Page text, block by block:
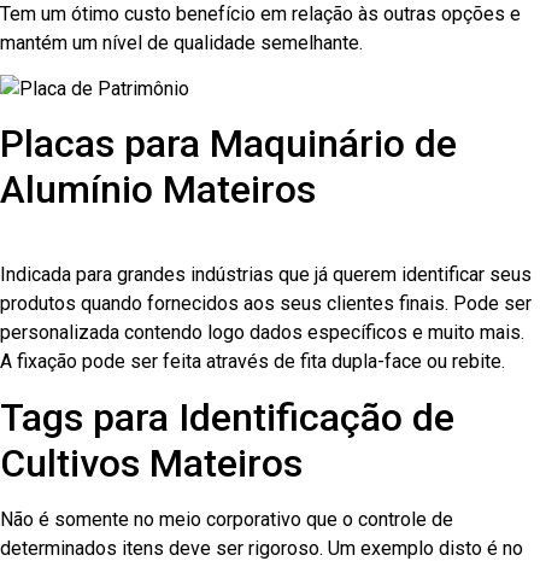
Tem um ótimo custo benefício em relação às outras opções e
mantém um nível de qualidade semelhante.
Placas para Maquinário de
Alumínio Mateiros
Indicada para grandes indústrias que já querem identificar seus
produtos quando fornecidos aos seus clientes finais. Pode ser
personalizada contendo logo dados específicos e muito mais.
A fixação pode ser feita através de fita dupla-face ou rebite.
Tags para Identificação de
Cultivos Mateiros
Não é somente no meio corporativo que o controle de
determinados itens deve ser rigoroso. Um exemplo disto é no